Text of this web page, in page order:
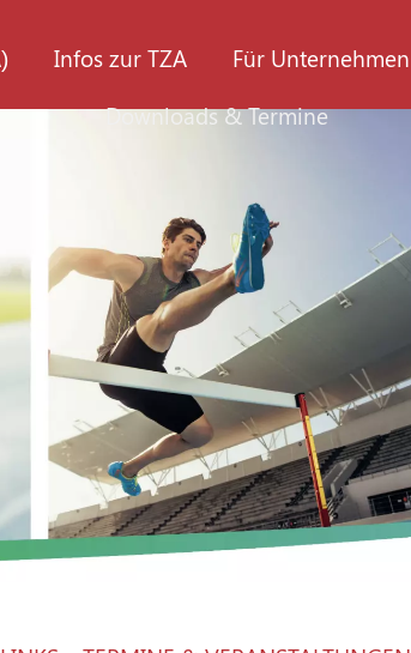
Infos zur TZA Für Unternehmen
Downloads & Termine